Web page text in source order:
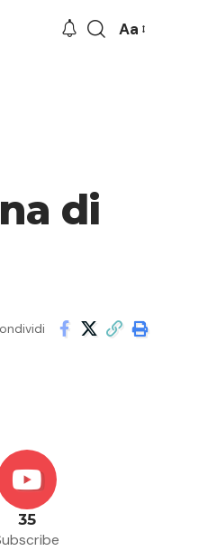
Font
Aa
di
35